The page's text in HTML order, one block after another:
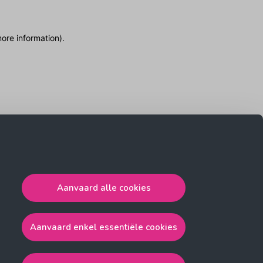
Aanvaard alle cookies
Aanvaard enkel essentiële cookies
information).